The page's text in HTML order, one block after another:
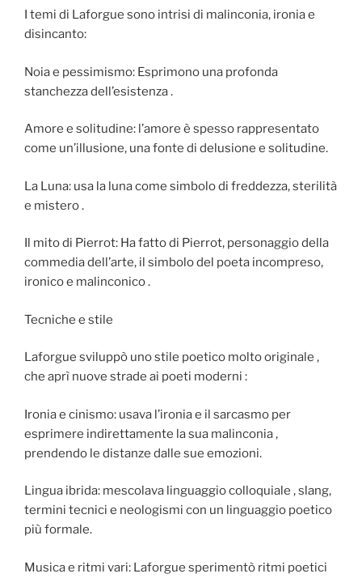
I temi di Laforgue sono intrisi di malinconia, ironia e
disincanto:
Noia e pessimismo: Esprimono una profonda
stanchezza dell’esistenza .
Amore e solitudine: l’amore è spesso rappresentato
come un’illusione, una fonte di delusione e solitudine.
La Luna: usa la luna come simbolo di freddezza, sterilità
e mistero .
Il mito di Pierrot: Ha fatto di Pierrot, personaggio della
commedia dell’arte, il simbolo del poeta incompreso,
ironico e malinconico .
Tecniche e stile
Laforgue sviluppò uno stile poetico molto originale ,
che aprì nuove strade ai poeti moderni :
Ironia e cinismo: usava l’ironia e il sarcasmo per
esprimere indirettamente la sua malinconia ,
prendendo le distanze dalle sue emozioni.
Lingua ibrida: mescolava linguaggio colloquiale , slang,
termini tecnici e neologismi con un linguaggio poetico
più formale.
Musica e ritmi vari: Laforgue sperimentò ritmi poetici